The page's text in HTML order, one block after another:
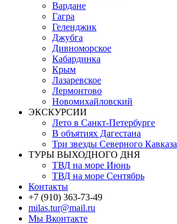
Вардане
Гагра
Геленджик
Джубга
Дивноморское
Кабардинка
Крым
Лазаревское
Лермонтово
Новомихайловский
ЭКСКУРСИИ
Лето в Санкт-Петербурге
В объятиях Дагестана
Три звезды Северного Кавказа
ТУРЫ ВЫХОДНОГО ДНЯ
ТВД на море Июнь
ТВД на море Сентябрь
Контакты
+7 (910) 363-73-49
milas.tur@mail.ru
Мы Вконтакте